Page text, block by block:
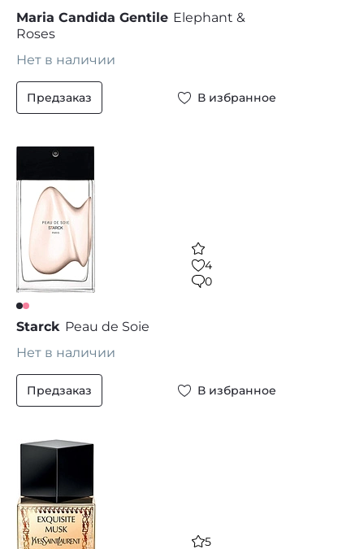
Maria Candida Gentile Elephant &
Roses
Нет в наличии
Предзаказ В избранное
4
0
Starck Peau de Soie
Нет в наличии
Предзаказ В избранное
5